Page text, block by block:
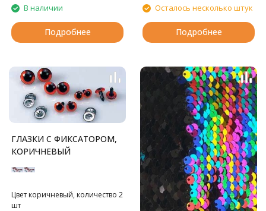
В наличии
Подробнее
Осталось несколько штук
Подробнее
ГЛАЗКИ С ФИКСАТОРОМ,
КОРИЧНЕВЫЙ
Цвет коричневый, количество 2
шт